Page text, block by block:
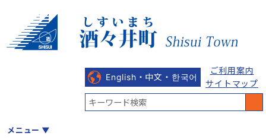
English・中文・한국어
ご利用案内
サイトマップ
メニュー